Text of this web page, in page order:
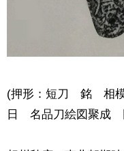
(押形：短刀 銘 相
日 名品刀絵図聚成